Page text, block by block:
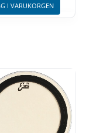
I VARUKORGEN